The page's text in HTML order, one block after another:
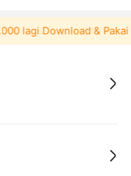
lagi Download & Pakai！